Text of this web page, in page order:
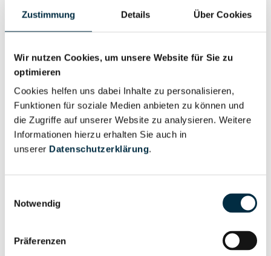
Zustimmung Details Über Cookies
Wir nutzen Cookies, um unsere Website für Sie zu
optimieren
Cookies helfen uns dabei Inhalte zu personalisieren,
Funktionen für soziale Medien anbieten zu können und
die Zugriffe auf unserer Website zu analysieren. Weitere
Informationen hierzu erhalten Sie auch in
unserer Datenschutzerklärung.
Notwendig
Präferenzen
Eigentums- und Kontrollstruktur
Gesellschafterstruktur
Vollständiges
Unternehmensprofil
anfragen
Wirtschaftlich
Vollständiges